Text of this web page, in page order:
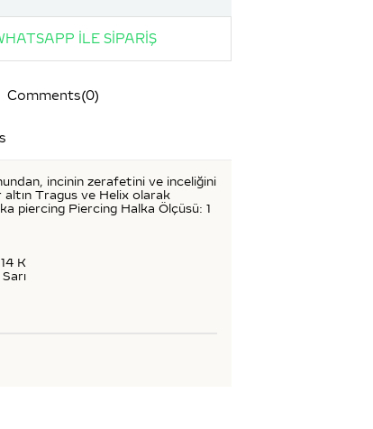
İLE SİPARİŞ
Comments(0)
incinin zerafetini ve inceliğini
altın Tragus ve Helix olarak
piercing Piercing Halka Ölçüsü: 1
K